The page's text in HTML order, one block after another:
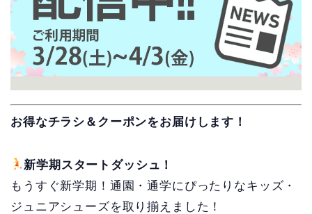
お得なチラシ＆クーポンをお届けします！
新学期スタートダッシュ！
もうすぐ新学期！通園・通学にぴったりなキッズ・
ジュニアシューズを取り揃えました！